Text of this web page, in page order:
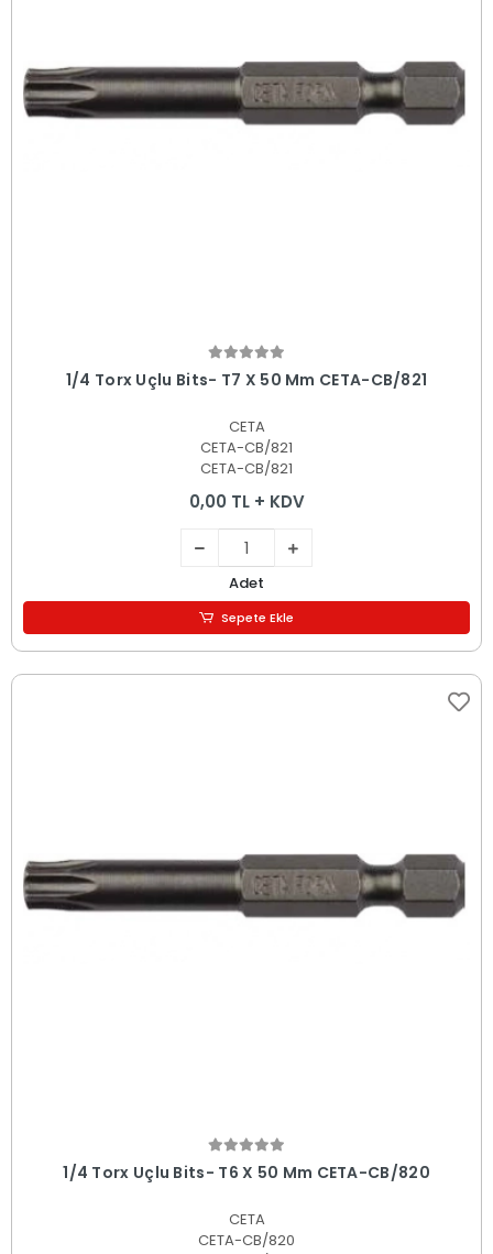
Sepete Ekle
1/4 Torx Uçlu Bits- T7 X 50 Mm CETA-CB/821
CETA
CETA-CB/821
CETA-CB/821
0,00 TL + KDV
Adet
Sepete Ekle
Sepete Ekle
1/4 Torx Uçlu Bits- T6 X 50 Mm CETA-CB/820
CETA
CETA-CB/820